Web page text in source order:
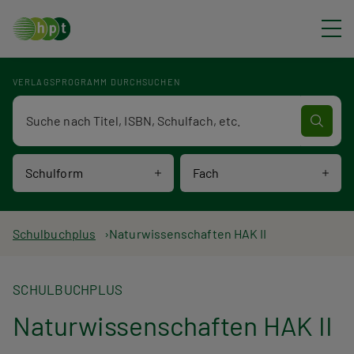
VERLAGSPROGRAMM DURCHSUCHEN
Schulform Fach
Verlagsprogramm Volltextsuche
P
a
d
Schulbuchplus Naturwissenschaften HAK II
SCHULBUCHPLUS
Naturwissenschaften HAK II